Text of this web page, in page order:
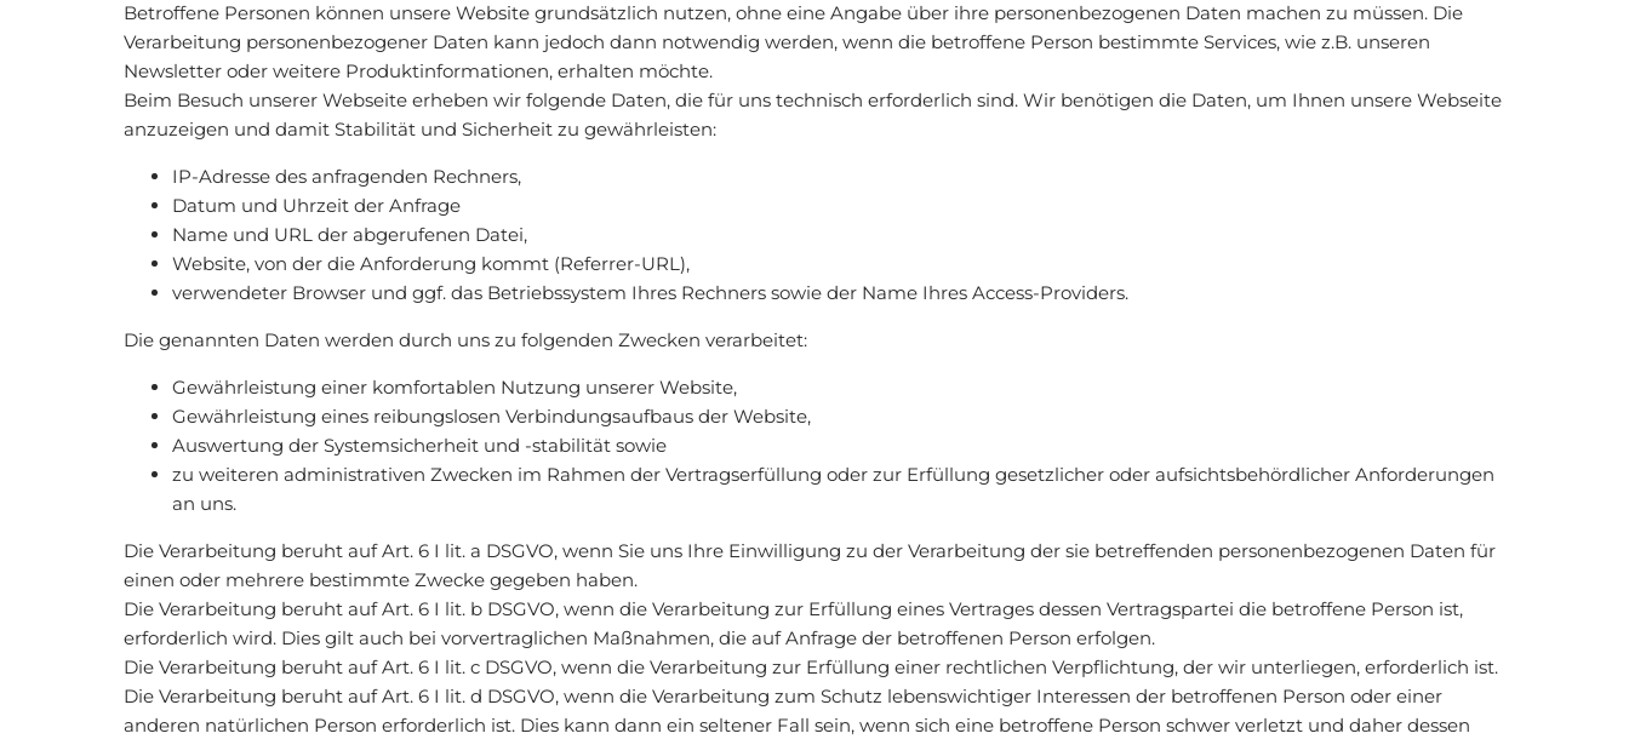
Betroffene Personen können unsere Website grundsätzlich nutzen, ohne eine Angabe über ihre personenbezogenen Daten machen zu müssen. Die
Verarbeitung personenbezogener Daten kann jedoch dann notwendig werden, wenn die betroffene Person bestimmte Services, wie z.B. unseren
Newsletter oder weitere Produktinformationen, erhalten möchte.
Beim Besuch unserer Webseite erheben wir folgende Daten, die für uns technisch erforderlich sind. Wir benötigen die Daten, um Ihnen unsere Webseite
anzuzeigen und damit Stabilität und Sicherheit zu gewährleisten:
IP-Adresse des anfragenden Rechners,
Datum und Uhrzeit der Anfrage
Name und URL der abgerufenen Datei,
Website, von der die Anforderung kommt (Referrer-URL),
verwendeter Browser und ggf. das Betriebssystem Ihres Rechners sowie der Name Ihres Access-Providers.
Die genannten Daten werden durch uns zu folgenden Zwecken verarbeitet:
Gewährleistung einer komfortablen Nutzung unserer Website,
Gewährleistung eines reibungslosen Verbindungsaufbaus der Website,
Auswertung der Systemsicherheit und -stabilität sowie
zu weiteren administrativen Zwecken im Rahmen der Vertragserfüllung oder zur Erfüllung gesetzlicher oder aufsichtsbehördlicher Anforderungen
an uns.
Die Verarbeitung beruht auf Art. 6 I lit. a DSGVO, wenn Sie uns Ihre Einwilligung zu der Verarbeitung der sie betreffenden personenbezogenen Daten für
einen oder mehrere bestimmte Zwecke gegeben haben.
Die Verarbeitung beruht auf Art. 6 I lit. b DSGVO, wenn die Verarbeitung zur Erfüllung eines Vertrages dessen Vertragspartei die betroffene Person ist,
erforderlich wird. Dies gilt auch bei vorvertraglichen Maßnahmen, die auf Anfrage der betroffenen Person erfolgen.
Die Verarbeitung beruht auf Art. 6 I lit. c DSGVO, wenn die Verarbeitung zur Erfüllung einer rechtlichen Verpflichtung, der wir unterliegen, erforderlich ist.
Die Verarbeitung beruht auf Art. 6 I lit. d DSGVO, wenn die Verarbeitung zum Schutz lebenswichtiger Interessen der betroffenen Person oder einer
anderen natürlichen Person erforderlich ist. Dies kann dann ein seltener Fall sein, wenn sich eine betroffene Person schwer verletzt und daher dessen